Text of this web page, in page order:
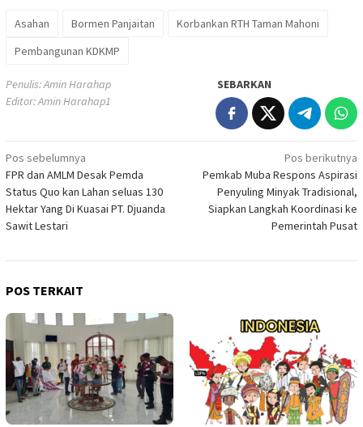
Asahan Bormen Panjaitan
Korbankan RTH Taman Mahoni
Pembangunan KDKMP
Penulis: Amin Harahap
Editor: Amin Harahap1
SEBARKAN
Navigasi
pos
Pos sebelumnya
FPR dan AMLM Desak Pemda
Status Quo kan Lahan seluas 130
Hektar Yang Di Kuasai PT. Djuanda
Sawit Lestari
Pos berikutnya
Pemkab Muba Respons Aspirasi
Penyuling Minyak Tradisional,
Siapkan Langkah Koordinasi ke
Pemerintah Pusat
POS TERKAIT